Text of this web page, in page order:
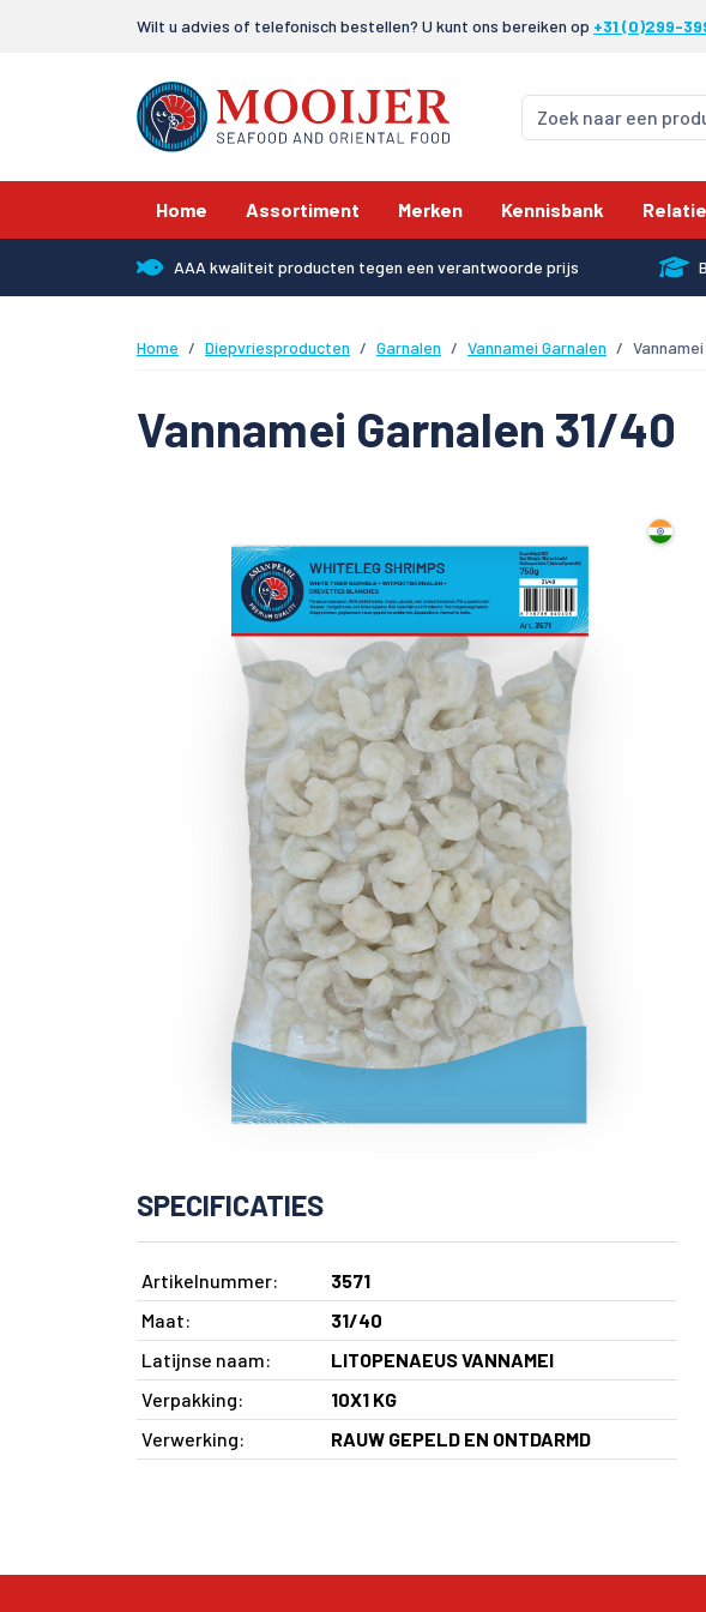
Wilt u advies of telefonisch bestellen? U kunt ons bereiken op +31 (0)299-
Home Assortiment Merken Kennisbank
AAA kwaliteit producten tegen een verantwoorde prijs
Home Diepvriesproducten Garnalen Vannamei Garnalen
Vannamei Garnalen 31/40
SPECIFICATIES
Artikelnummer:
3571
Maat:
31/40
Latijnse naam:
LITOPENAEUS VANNAMEI
Verpakking:
10X1 KG
Verwerking:
RAUW GEPELD EN ONTDARMD